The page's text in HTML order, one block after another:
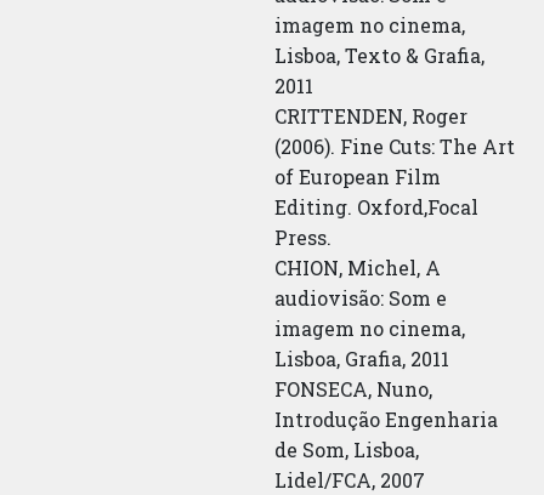
imagem no cinema,
Lisboa, Texto & Grafia,
2011
CRITTENDEN, Roger
(2006). Fine Cuts: The Art
of European Film
Editing. Oxford,Focal
Press.
CHION, Michel, A
audiovisão: Som e
imagem no cinema,
Lisboa, Grafia, 2011
FONSECA, Nuno,
Introdução Engenharia
de Som, Lisboa,
Lidel/FCA, 2007